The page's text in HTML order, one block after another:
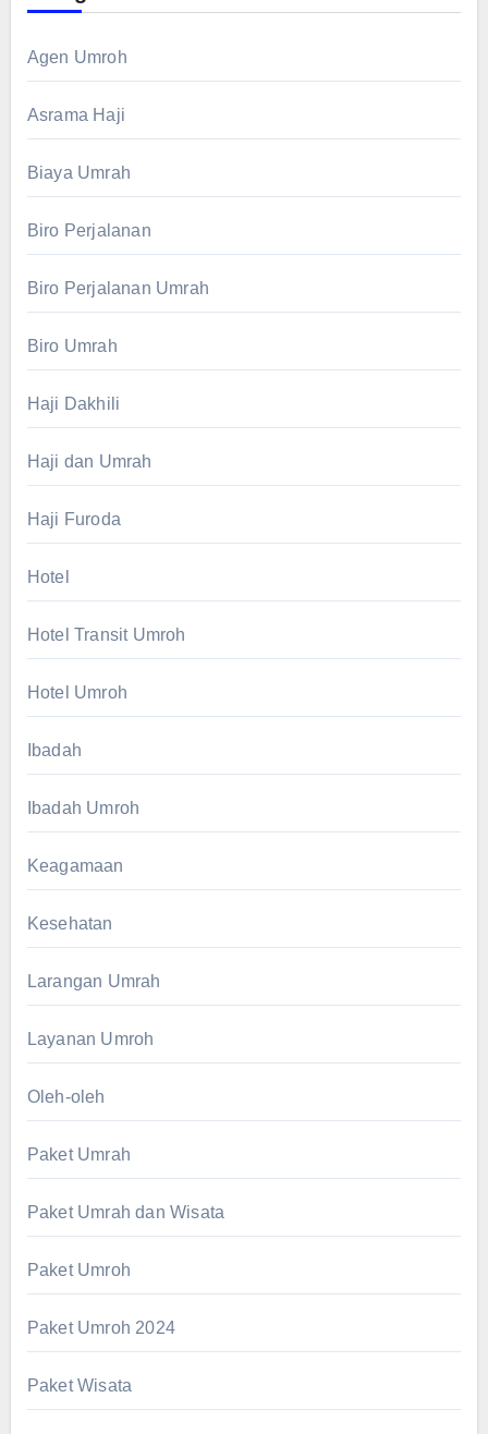
Agen Umroh
Asrama Haji
Biaya Umrah
Biro Perjalanan
Biro Perjalanan Umrah
Biro Umrah
Haji Dakhili
Haji dan Umrah
Haji Furoda
Hotel
Hotel Transit Umroh
Hotel Umroh
Ibadah
Ibadah Umroh
Keagamaan
Kesehatan
Larangan Umrah
Layanan Umroh
Oleh-oleh
Paket Umrah
Paket Umrah dan Wisata
Paket Umroh
Paket Umroh 2024
Paket Wisata